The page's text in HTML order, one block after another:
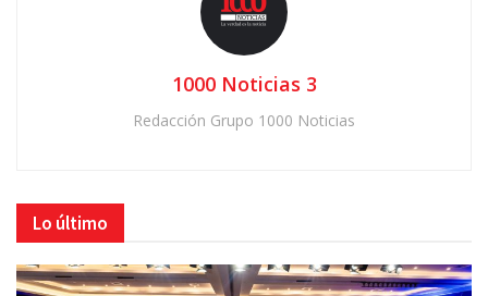
1000 Noticias 3
Redacción Grupo 1000 Noticias
Lo último